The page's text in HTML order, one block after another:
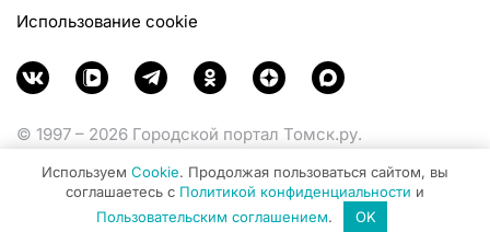
Использование cookie
© 1997 – 2026 Городской портал Томск.ру.
Министерства цифрового развития, связи и массовых
коммуникаций Российской Федерации.
Используем Cookie. Продолжая пользоваться сайтом, вы
соглашаетесь с Политикой конфиденциальности и
Пользовательским соглашением. OK